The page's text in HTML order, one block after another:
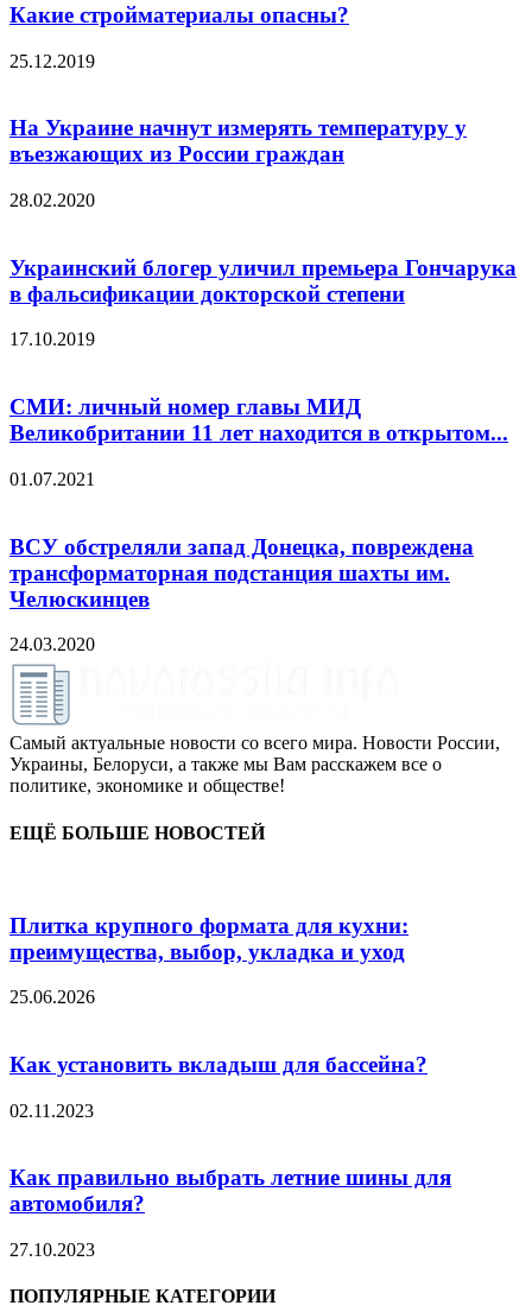
Какие стройматериалы опасны?
25.12.2019
На Украине начнут измерять температуру у
въезжающих из России граждан
28.02.2020
Украинский блогер уличил премьера Гончарука
в фальсификации докторской степени
17.10.2019
СМИ: личный номер главы МИД
Великобритании 11 лет находится в открытом...
01.07.2021
ВСУ обстреляли запад Донецка, повреждена
трансформаторная подстанция шахты им.
Челюскинцев
24.03.2020
Самый актуальные новости со всего мира. Новости России,
Украины, Белоруси, а также мы Вам расскажем все о
политике, экономике и обществе!
ЕЩЁ БОЛЬШЕ НОВОСТЕЙ
Плитка крупного формата для кухни:
преимущества, выбор, укладка и уход
25.06.2026
Как установить вкладыш для бассейна?
02.11.2023
Как правильно выбрать летние шины для
автомобиля?
27.10.2023
ПОПУЛЯРНЫЕ КАТЕГОРИИ